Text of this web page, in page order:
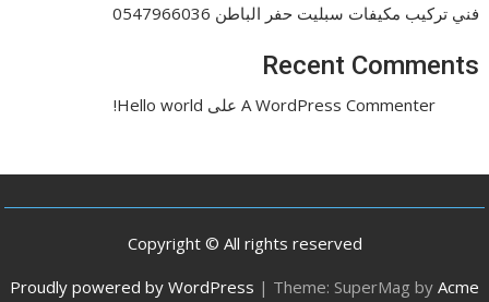
فني تركيب مكيفات سبليت حفر الباطن 0547966036
Recent Comments
A WordPress Commenter على Hello world!
Copyright © All rights reserved
Proudly powered by WordPress | Theme: SuperMag by Acme